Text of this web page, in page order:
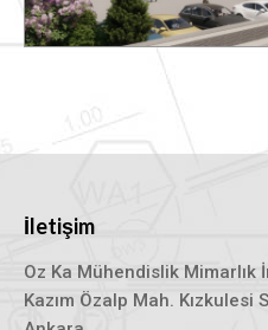
İletişim
Oz Ka Mühendislik Mimarlık
Kazım Özalp Mah. Kızkulesi